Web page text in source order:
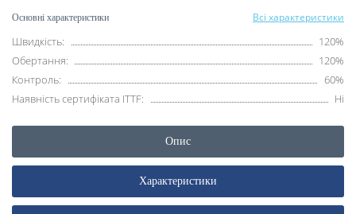
Основні характеристики Всі характеристики
Швидкість:
120%
Обертання:
120%
Контроль:
60%
Наявність сертифіката ITTF:
Ні
Опис
Характеристики